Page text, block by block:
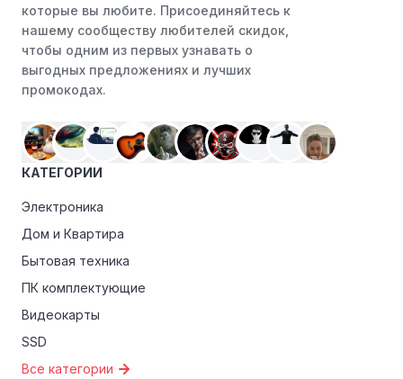
преимуществами, как скидки только для участников,
ранний доступ к распродажам или эксклюзивным
акциям.
Особые скидки:
эксклюзивные скидки для студентов, ветеранов или
пенсионеров.
которые вы любите. Присоединяйтесь к
нашему сообществу любителей скидок,
чтобы одним из первых узнавать о
выгодных предложениях и лучших
промокодах.
КАТЕГОРИИ
Электроника
Дом и Квартира
Бытовая техника
ПК комплектующие
Видеокарты
SSD
Все категории